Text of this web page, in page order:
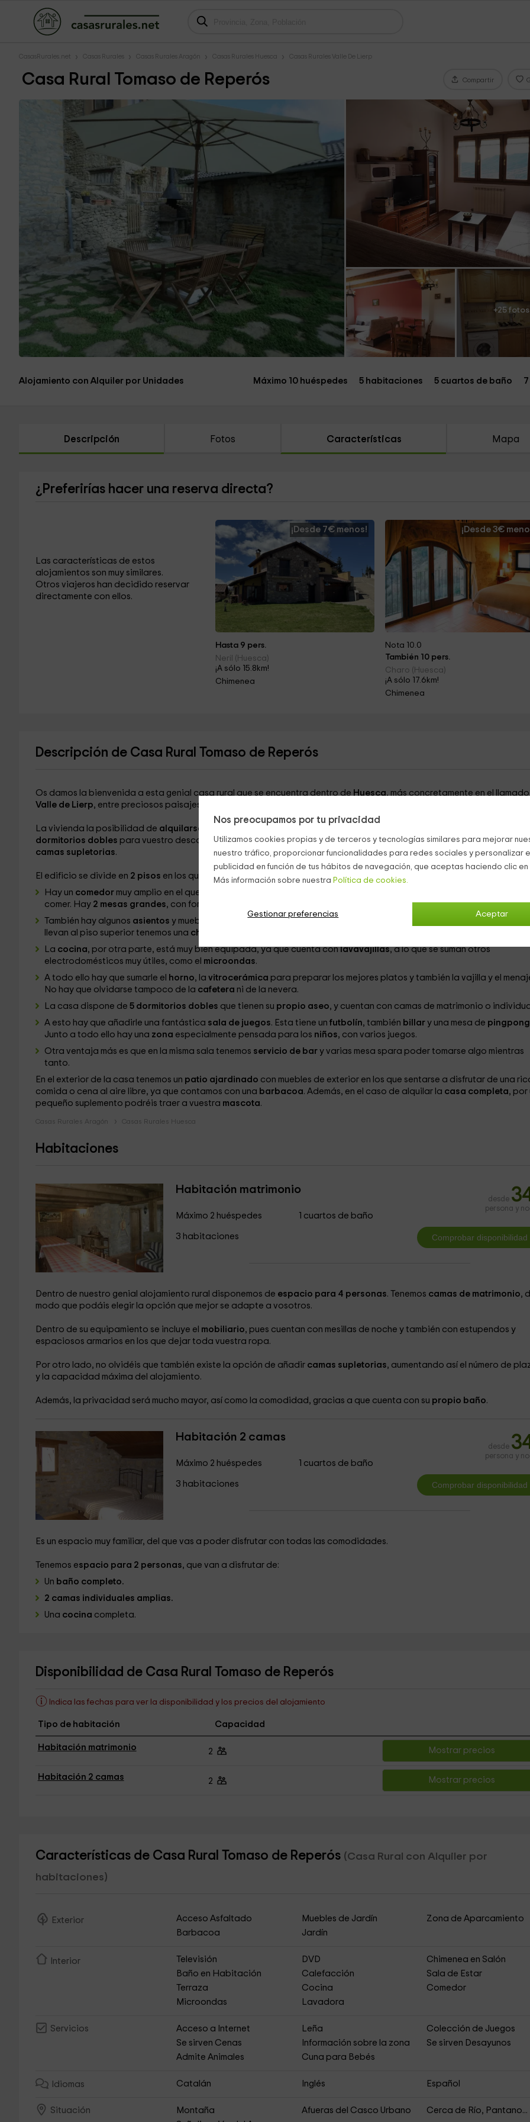
Nos preocupamos por tu privacidad
Utilizamos cookies propias y de terceros y tecnologías similares para mejorar
nuestro tráfico, proporcionar funcionalidades para redes sociales y personalizar
publicidad en función de tus hábitos de navegación, que aceptas haciendo clic
Más información sobre nuestra Política de cookies.
Aceptar
Gestionar preferencias
CasasRurales.net Casas Rurales Casas Rurales Aragón Casas Rurales Huesca Casas Rurales Valle De Lierp
Casa Rural Tomaso de Reperós Compartir
+25 fotos
Alojamiento con Alquiler por Unidades Máximo 10 huéspedes 5 habitaciones 5 cuartos de baño
Descripción Fotos Características Mapa
¿Preferirías hacer una reserva directa?
Las características de estos
alojamientos son muy similares.
Otros viajeros han decidido reservar
directamente con ellos.
¡Desde 7€ menos!
Hasta 9 pers.
Neril (Huesca)
¡A sólo 15.8km!
Chimenea
¡Desde 3€
Nota 10.0
También 10 pers.
Charo (Huesca)
¡A sólo 17.6km!
Chimenea
Descripción de Casa Rural Tomaso de Reperós
Os damos la bienvenida a esta genial casa rural que se encuentra dentro de Huesca, más concretamente en el llamado
Valle de Lierp, entre preciosos paisajes naturales.
La vivienda la posibilidad de alquilarse
dormitorios dobles para vuestro descanso. Así, suma un total de12 plazas, aunque también podéis consultar el uso de
camas supletorias.
El edificio se divide en 2 pisos en los que enocntraréis las diferentes estancias:
Hay un comedor muy amplio en el que tenemos un espacio considerable, de forma que todos podréis sentaros juntos
comer. Hay 2 mesas grandes, con forma rectangular y que se colocan juntas.
También hay algunos asientos y muebles entre paredes con acabados de madera y de piedra. Junto a las escaleras
llevan al piso superior tenemos una chimenea
La cocina, por otra parte, está muy bien equipada, ya que cuenta conlavavajillas, a lo que se suman otros
electrodomésticos muy útiles, como el microondas.
A todo ello hay que sumarle el
horno, la vitrocerámica para preparar los mejores platos y también la vajilla y el
No hay que olvidarse tampoco de la cafetera ni de la nevera.
La casa dispone de 5 dormitorios dobles que tienen su propio aseo, y cuentan con camas de matrimonio o
A esto hay que añadirle una fantástica sala de juegos. Esta tiene un futbolín, también billar y una mesa de pingpong
Junto a todo ello hay una zona especialmente pensada para los niños, con varios juegos.
Otra ventaja más es que en la misma sala tenemos servicio de bary varias mesa spara poder tomarse algo mientras
tanto.
En el exterior de la casa tenemos un patio ajardinado con muebles de exterior en los que sentarse a disfrutar de una
comida o cena al aire libre, ya que contamos con una barbacoa. Además, en el caso de alquilar la casa completa, por
pequeño suplemento podréis traer a vuestra mascota.
Casas Rurales Aragón Casas Rurales Huesca
Habitaciones
Habitación matrimonio
Máximo 2 huéspedes
3 habitaciones
1 cuartos de baño
desde
persona y
Dentro de nuestro genial alojamiento rural disponemos de espacio para 4 personas. Tenemos camas de matrimonio,
modo que podáis elegir la opción que mejor se adapte a vosotros.
Dentro de su equipamiento se incluye el mobiliario, pues cuentan con mesillas de noche y también con estupendos y
espaciosos armarios en los que dejar toda vuestra ropa.
Por otro lado, no olvidéis que también existe la opción de añadir camas supletorias, aumentando así el número de
y la capacidad máxima del alojamiento.
Además, la privacidad será mucho mayor, así como la comodidad, gracias a que cuenta con su propio baño.
Habitación 2 camas
Máximo 2 huéspedes
3 habitaciones
1 cuartos de baño
desde
persona y
Es un espacio muy familiar, del que vas a poder disfrutar con todas las comodidades.
Tenemos espacio para 2 personas, que van a disfrutar de:
Un baño completo.
2 camas individuales amplias.
Una cocina completa.
Disponibilidad de Casa Rural Tomaso de Reperós
Indica las fechas para ver la disponibilidad y los precios del alojamiento
Tipo de habitación Capacidad
Habitación matrimonio 2 Mostrar precios
Habitación 2 camas 2 Mostrar precios
Características de Casa Rural Tomaso de Reperós (Casa Rural con Alquiler por
habitaciones)
Exterior Acceso Asfaltado Muebles de Jardín
Zona de Aparcamiento
Barbacoa
Jardín
Interior Televisión DVD
Chimenea en Salón
Baño en Habitación
Calefacción
Sala de Estar
Terraza
Cocina
Comedor
Microondas
Lavadora
Servicios Acceso a Internet Leña
Colección de Juegos
Se sirven Cenas
Información sobre la zona
Se sirven Desayunos
Admite Animales
Cuna para Bebés
Idiomas Catalán Inglés Español
Situación Montaña Afueras del Casco Urbano
Cerca de Río, Pantano...